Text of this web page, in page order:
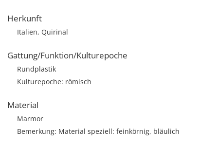
Herkunft
Italien, Quirinal
Gattung/Funktion/Kulturepoche
Rundplastik
Kulturepoche: römisch
Material
Marmor
Bemerkung: Material speziell: feinkörnig, bläulich